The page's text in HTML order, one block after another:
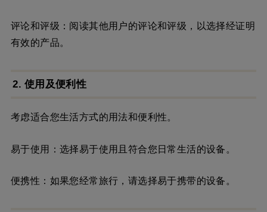
评论和评级：阅读其他用户的评论和评级，以选择经证明
有效的产品。
2. 使用及便利性
考虑适合您生活方式的用法和便利性。
易于使用：选择易于使用且符合您日常生活的设备。
便携性：如果您经常旅行，请选择易于携带的设备。